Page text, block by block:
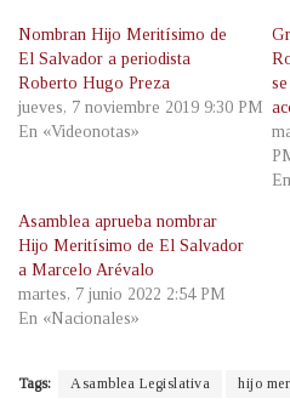
Nombran Hijo Meritísimo de
El Salvador a periodista
Roberto Hugo Preza
jueves, 7 noviembre 2019 9:30 PM
En «Videonotas»
Asamblea aprueba nombrar
Hijo Meritísimo de El Salvador
a Marcelo Arévalo
martes, 7 junio 2022 2:54 PM
En «Nacionales»
Tags: Asamblea Legislativa hijo